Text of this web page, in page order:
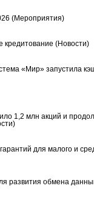
(Мероприятия)
кредитование (Новости)
«Мир» запустила
1,2 млн акций и
для малого и
развития обмена